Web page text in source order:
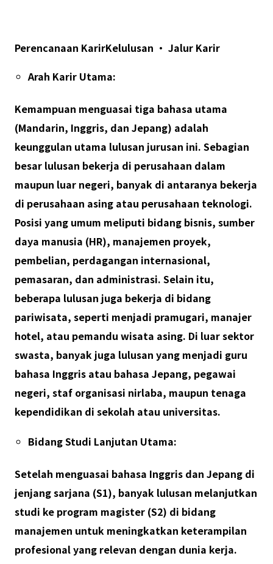
Perencanaan KarirKelulusan • Jalur Karir
Arah Karir Utama:
Kemampuan menguasai tiga bahasa utama
(Mandarin, Inggris, dan Jepang) adalah
keunggulan utama lulusan jurusan ini. Sebagian
besar lulusan bekerja di perusahaan dalam
maupun luar negeri, banyak di antaranya bekerja
di perusahaan asing atau perusahaan teknologi.
Posisi yang umum meliputi bidang bisnis, sumber
daya manusia (HR), manajemen proyek,
pembelian, perdagangan internasional,
pemasaran, dan administrasi. Selain itu,
beberapa lulusan juga bekerja di bidang
pariwisata, seperti menjadi pramugari, manajer
hotel, atau pemandu wisata asing. Di luar sektor
swasta, banyak juga lulusan yang menjadi guru
bahasa Inggris atau bahasa Jepang, pegawai
negeri, staf organisasi nirlaba, maupun tenaga
kependidikan di sekolah atau universitas.
Bidang Studi Lanjutan Utama:
Setelah menguasai bahasa Inggris dan Jepang di
jenjang sarjana (S1), banyak lulusan melanjutkan
studi ke program magister (S2) di bidang
manajemen untuk meningkatkan keterampilan
profesional yang relevan dengan dunia kerja.